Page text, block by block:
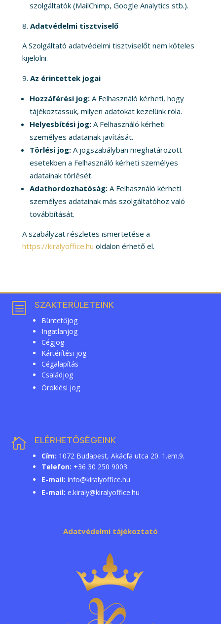
szolgáltatók (MailChimp, Google Analytics stb.).
Adatvédelmi tisztviselő
A Szolgáltató adatvédelmi tisztviselőt nem köteles
kijelölni.
Az érintettek jogai
Hozzáférési jog:A Felhasználó kérheti, hogy
tájékoztassuk, milyen adatokat kezelünk róla.
Helyesbítési jog:A Felhasználó kérheti
személyes adatainak javítását.
Törlési jog:A jogszabályban meghatározott
esetekben a Felhasználó kérheti személyes
adatainak törlését.
Adathordozhatóság:A Felhasználó kérheti
személyes adatainak más szolgáltatóhoz való
továbbítását.
A szabályzat részletes ismertetése a
https://kiralyoffice.hu oldalon érhető el.
b SZAKTERÜLETEINK
Büntetőjog
Ingatlanjog
Cégjog
Kártérítési jog
Cégalapítás
Családjog
Öröklési jog
 ELÉRHETŐSÉGEINK
Cím: 1072 Budapest, Akácfa utca 20. 1.em.9.
Telefon: +36 30 250 9003
E-mail: info@kiralyoffice.hu
E-mail: e.kiraly@kiralyoffice.hu
Adatvédelmi tájékoztató